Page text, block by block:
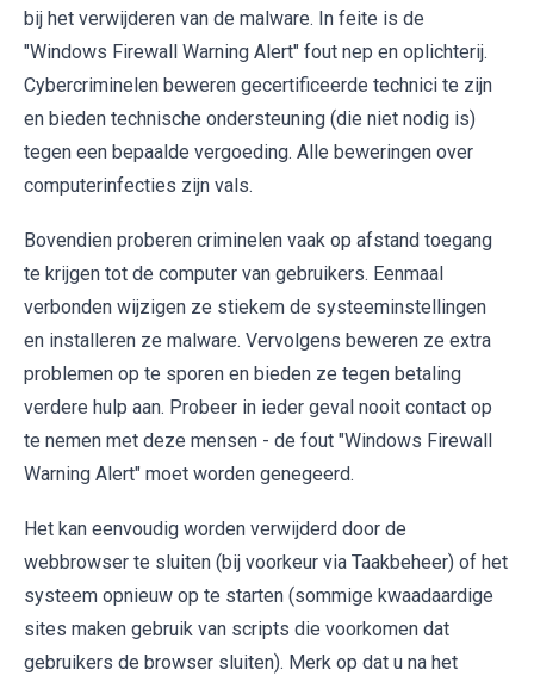
bij het verwijderen van de malware. In feite is de
"Windows Firewall Warning Alert" fout nep en oplichterij.
Cybercriminelen beweren gecertificeerde technici te zijn
en bieden technische ondersteuning (die niet nodig is)
tegen een bepaalde vergoeding. Alle beweringen over
computerinfecties zijn vals.
Bovendien proberen criminelen vaak op afstand toegang
te krijgen tot de computer van gebruikers. Eenmaal
verbonden wijzigen ze stiekem de systeeminstellingen
en installeren ze malware. Vervolgens beweren ze extra
problemen op te sporen en bieden ze tegen betaling
verdere hulp aan. Probeer in ieder geval nooit contact op
te nemen met deze mensen - de fout "Windows Firewall
Warning Alert" moet worden genegeerd.
Het kan eenvoudig worden verwijderd door de
webbrowser te sluiten (bij voorkeur via Taakbeheer) of het
systeem opnieuw op te starten (sommige kwaadaardige
sites maken gebruik van scripts die voorkomen dat
gebruikers de browser sluiten). Merk op dat u na het